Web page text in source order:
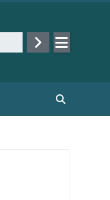
Acceder
Buscar